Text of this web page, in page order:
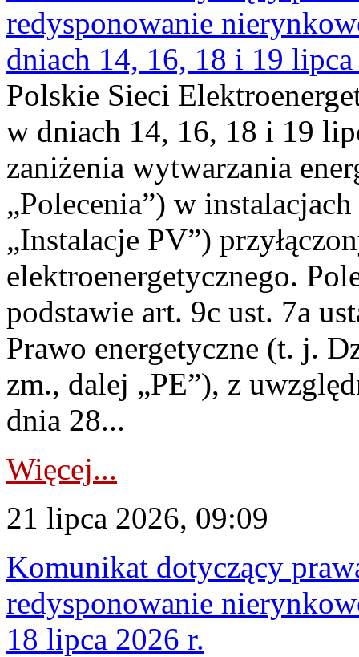
redysponowanie
dniach 14, 16, 18 i 19
Polskie Sieci
w dniach 14, 16, 18 i 19
zaniżenia wytwarzania
„Polecenia”) w
„Instalacje PV”)
elektroenergetycznego.
podstawie art. 9c ust. 7a
Prawo energetyczne (t. j.
zm., dalej „PE”), z
dnia 28...
Więcej...
21 lipca 2026, 09:09
Komunikat dotyczący
redysponowanie
18 lipca 2026 r.